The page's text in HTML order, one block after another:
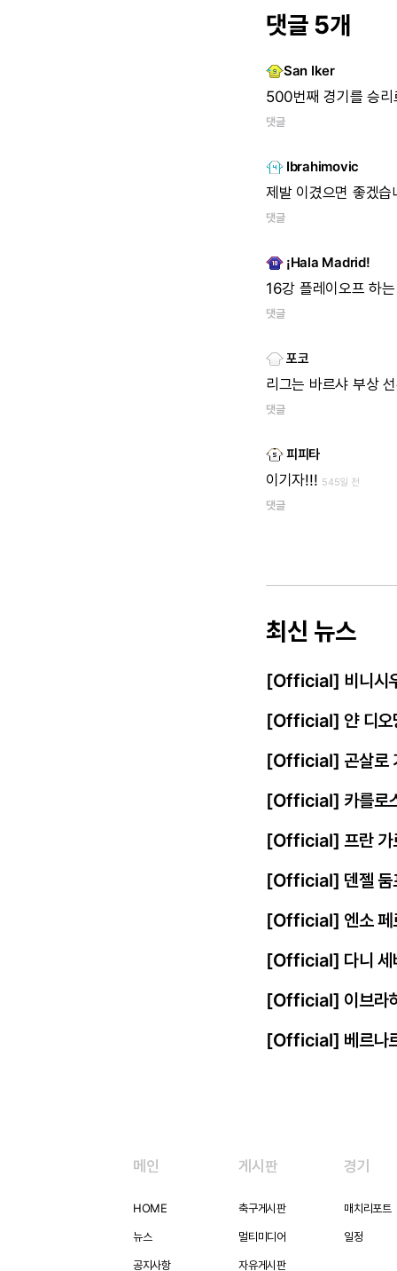
댓글 5개
San Iker
500번째 경기를 승리
댓글
Ibrahimovic
제발 이겼으면 좋겠습
댓글
¡Hala Madrid!
16강 플레이오프 하는
댓글
포코
리그는 바르샤 부상
댓글
피피타
이기자!!! 545일 전
댓글
최신 뉴스
[Official] 비니시
[Official] 얀 디오
[Official] 곤살로
[Official] 카를로
[Official] 프란 가
[Official] 덴젤 둠
[Official] 엔소 페
[Official] 다니 세
[Official] 이브라
[Official] 베르나
메인
HOME
뉴스
공지사항
게시판
축구게시판
멀티미디어
자유게시판
경기
매치리포트
일정